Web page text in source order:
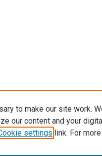
to make our site work.
our content and your
settings link. For